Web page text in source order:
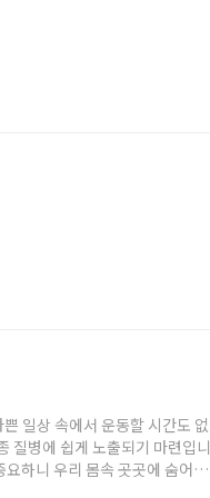
일상 속에서 운동할 시간도 없
질병에 쉽게 노출되기 마련입니
하니 우리 몸속 곳곳에 숨어있